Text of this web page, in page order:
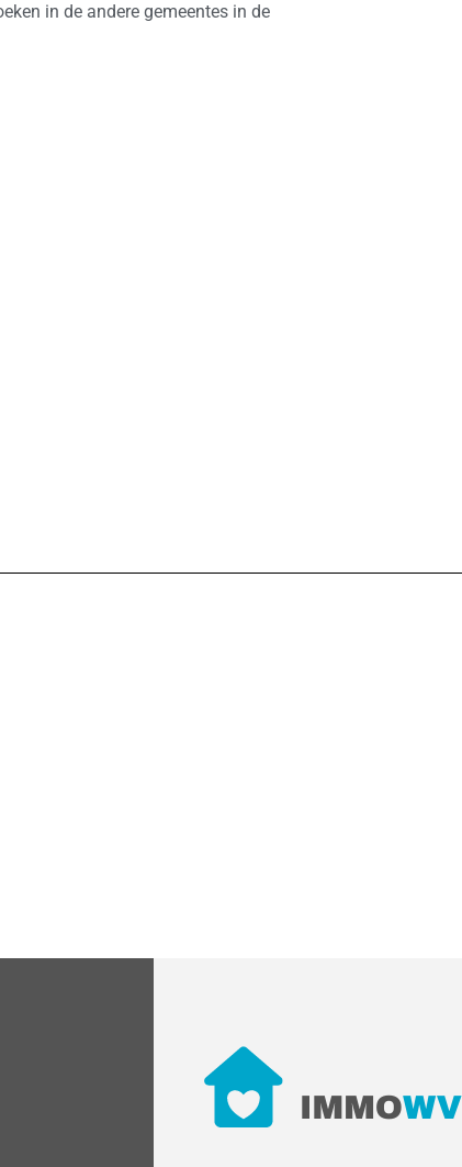
in de andere gemeentes in de